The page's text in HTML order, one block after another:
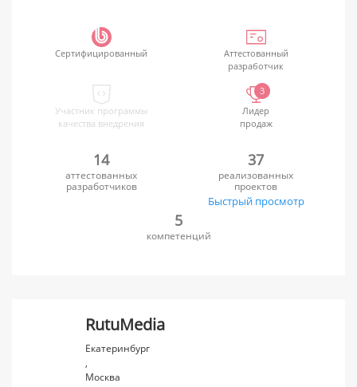
Сертифицированный
Аттестованный
разработчик
Участник программы
качества внедрения
3
Лидер
продаж
14
аттестованных
разработчиков
37
реализованных
проектов
Быстрый просмотр
5
компетенций
RutuMedia
Екатеринбург
,
Москва